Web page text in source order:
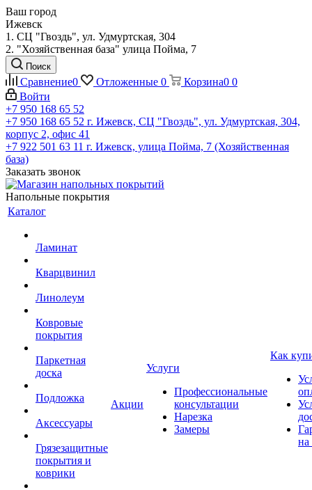
Ваш город
Ижевск
1. СЦ "Гвоздь", ул. Удмуртская, 304
2. "Хозяйственная база" улица Пойма, 7
Поиск
Сравнение0 Отложенные 0 Корзина0 0
Войти
+7 950 168 65 52
+7 950 168 65 52 г. Ижевск, СЦ "Гвоздь", ул. Удмуртская, 304,
корпус 2, офис 41
+7 922 501 63 11 г. Ижевск, улица Пойма, 7 (Хозяйственная
база)
Заказать звонок
Напольные покрытия
Каталог
Ламинат
Кварцвинил
Линолеум
Ковровые
покрытия
Паркетная
доска
Подложка
Аксессуары
Грязезащитные
покрытия и
коврики
Акции
Услуги
Профессиональные
консультации
Нарезка
Замеры
Как
на